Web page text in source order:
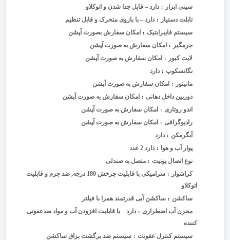
سینی ابزار : دارد – قابل جدا شدن و اتوکلاو
تابلت دستیار
: دارد – با بازوی متحرک و قابل تنظیم
سیستم فایبرابتیک : امکان سفارش بصورت آپشن
جرمگیر
: امکان سفارش به صورت آپشن
لایت کیور
: امکان سفارش به صورت آپشن
نگاتسکوپ : دارد
مانیتور
: امکان سفارش به صورت آپشن
دوربین داخل دهانی : امکان سفارش به صورت آپشن
اندو روتاری : امکان سفارش به صورت آپشن
رادیوگرافی : امکان سفارش به صورت آپشن
آبگرمکن : دارد
پوار آب و هوا : دارد 2 عدد
نوع اتصال یونیت : متصل به صندلی
کراشوار
:
سرامیکی با قابلیت چرخش 180 درجه, ضد جرم و قابلیت
اتوکلاو
ساکشن : ساکشن آبی قدرتمند همرا با فیلتر
مخزن آب اضطراری : دارد – با قابلیت افزودن آب و مواد ضدعفونی
کننده
سیستم کنترل عفونت : سیستم ضد برگشت بزاق ساکشن